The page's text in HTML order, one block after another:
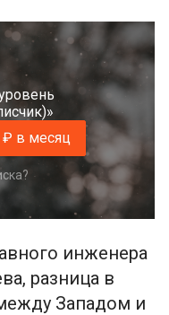
₽ в месяц
инженера
разница в
Западом и